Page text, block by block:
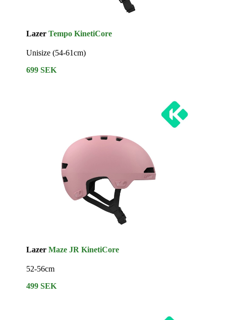
LazerTempo KinetiCore
Unisize (54-61cm)
699 SEK
LazerMaze JR KinetiCore
52-56cm
499 SEK